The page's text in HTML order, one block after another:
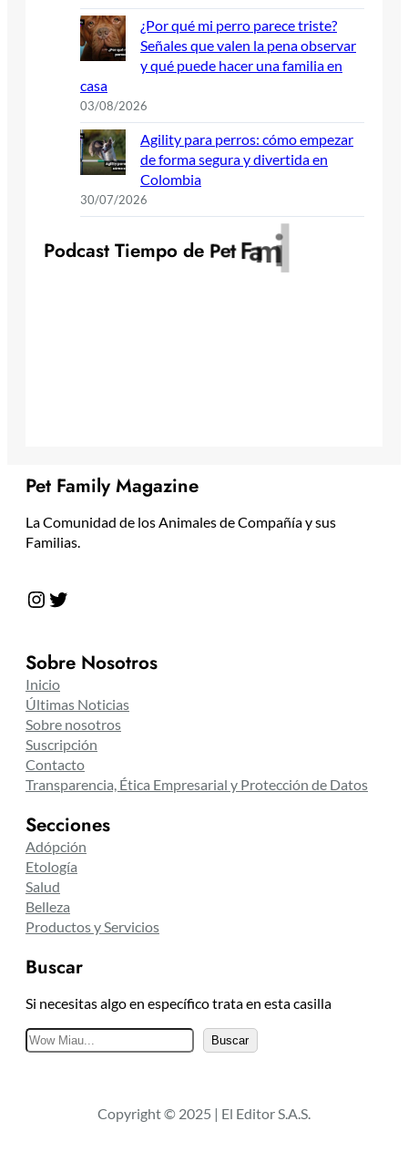
¿Por qué mi perro parece triste?
Señales que valen la pena observar
y qué puede hacer una familia en
casa
03/08/2026
Agility para perros: cómo empezar
de forma segura y divertida en
Colombia
30/07/2026
Podcast Tiempo de Pet Famil
Pet Family Magazine
La Comunidad de los Animales de Compañía y sus
Familias.
Instagram Twitter
Sobre Nosotros
Inicio
Últimas Noticias
Sobre nosotros
Suscripción
Contacto
Transparencia, Ética Empresarial y Protección de Datos
Secciones
Adópción
Etología
Salud
Belleza
Productos y Servicios
Buscar
Si necesitas algo en específico trata en esta casilla
u
a
Buscar
Copyright © 2025 | El Editor S.A.S.